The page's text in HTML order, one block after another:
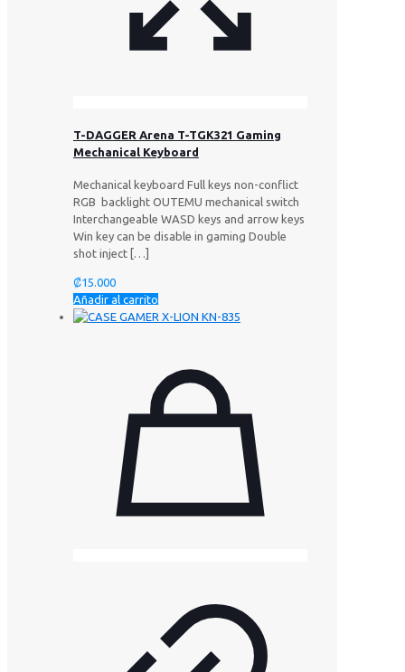
T-DAGGER Arena T-TGK321 Gaming
Mechanical Keyboard
Mechanical keyboard Full keys non-conflict
RGB backlight OUTEMU mechanical switch
Interchangeable WASD keys and arrow keys
Win key can be disable in gaming Double
shot inject […]
₡15.000
Añadir al carrito